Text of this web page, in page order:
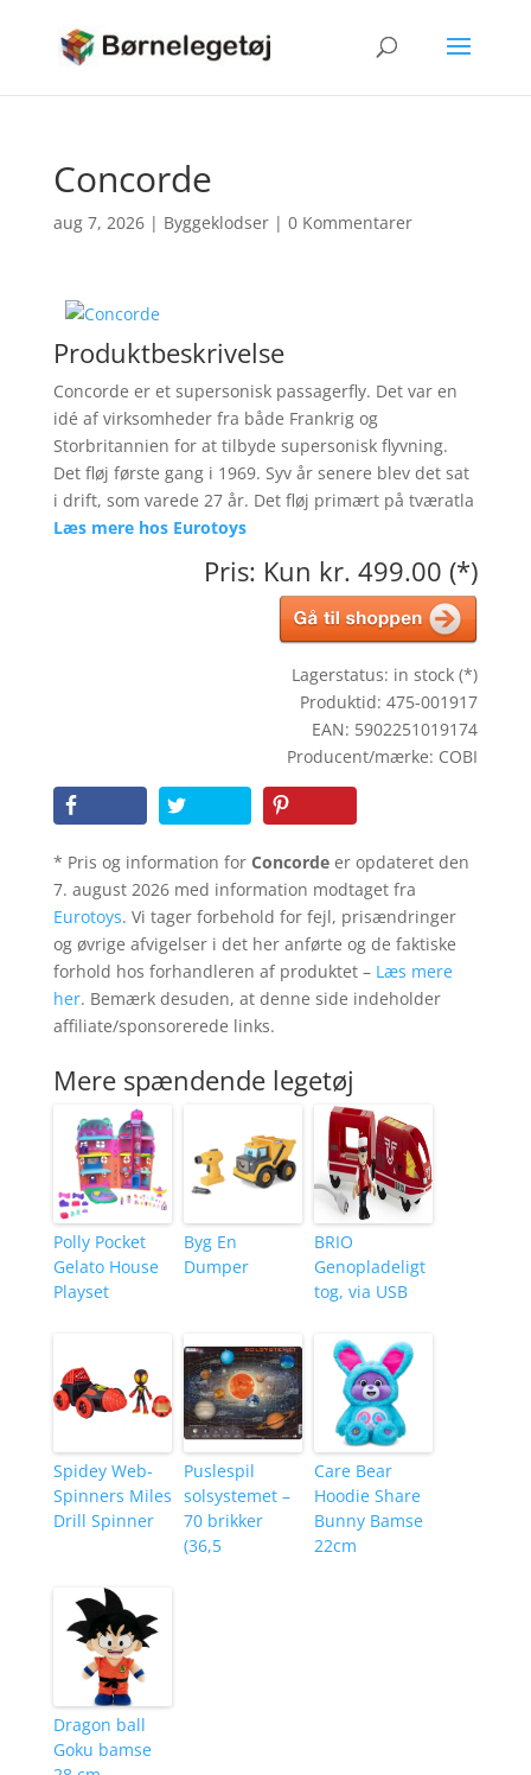
Concorde
aug 7, 2026| Byggeklodser| 0 Kommentarer
Produktbeskrivelse
Concorde er et supersonisk passagerfly. Det var en
idé af virksomheder fra både Frankrig og
Storbritannien for at tilbyde supersonisk flyvning.
Det fløj første gang i 1969. Syv år senere blev det sat
i drift, som varede 27 år. Det fløj primært på tværatla
Læs mere hos Eurotoys
Pris: Kun kr. 499.00 (*)
Lagerstatus: in stock (*)
Produktid: 475-001917
EAN: 5902251019174
Producent/mærke: COBI
* Pris og information for Concordeer opdateret den
7. august 2026 med information modtaget fra
Eurotoys. Vi tager forbehold for fejl, prisændringer
og øvrige afvigelser i det her anførte og de faktiske
forhold hos forhandleren af produktet – Læs mere
her. Bemærk desuden, at denne side indeholder
affiliate/sponsorerede links.
Mere spændende legetøj
Polly Pocket
Gelato House
Playset
Byg En
Dumper
BRIO
Genopladeligt
tog, via USB
Spidey Web-
Spinners Miles
Drill Spinner
Puslespil
solsystemet –
70 brikker
(36,5
Care Bear
Hoodie Share
Bunny Bamse
22cm
Dragon ball
Goku bamse